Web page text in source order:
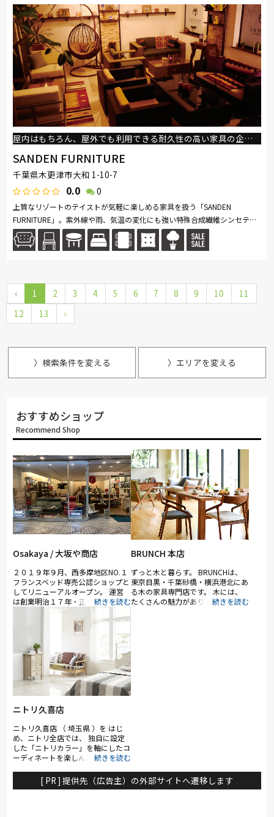
屋内はもちろん、屋外でも利用できる耐久性の高い家具の企画、制作、販売を行っております！
SANDEN FURNITURE
千葉県木更津市大和 1-10-7
0.0 0
上質なリゾートのテイストが気軽に楽しめる家具を扱う「SANDEN
FURNITURE」。紫外線や雨、気温の変化にも強い特殊合成繊維シンセティ
ックラタンを使用した椅子やテーブルなど、屋内はもちろん、屋外でも利
用できる耐...続きを読む
‹ 1 2 3 4 5 6 7 8 9 10
11
12
13 ›
〉検索条件を変える 〉エリアを変える
おすすめショップ
Recommend Shop
Osakaya / 大坂や商店
２０１９年９月、西多摩地区NO.１
フランスベッド専売公認ショップと
してリニューアルオープン。 運営
は創業明治１７年・正規代理店５０
余年の（株）大坂や商店、協賛はフ
ランスベッド（株）。 店内には、
国内販売台数NO.1「フランスベッ
ド」の今もっとも売れている人気の
電動リクライニング ベッドと電動
マットレスや２０２０年１月下旬よ
りCM放送予定の話題の「除菌マッ
トレス」を中心に展示。フランスベ
ッドの機能性まくら・ベッドパッ
ド・羽毛ふとんなど、人気の寝具も
多数展示。また、最大８０％オフの
民が織る手織り絨毯「ギャッベ」も
充実。 ご成約商品の配送組立設置
無料・長期お預かり無料・各種ご成
約記念プレゼントなど特典も盛り沢
象店舗です。
BRUNCH 本店
ずっと木と暮らす。 BRUNCHは、
東京目黒・千葉砂橋・横浜港北にあ
る木の家具専門店です。 木には、
たくさんの魅力があります。安らぎ
ニトリ久喜店
ニトリ久喜店 （ 埼玉県 ）を はじ
め、ニトリ全店では、 独自に設定
した「ニトリカラー」を軸にしたコ
ーディネートを楽しんでいただける
り揃えて います。 家具はお客様が
イメージしやすいように、リビング
[ PR ] 提供先（広告主）の外部サイトへ遷移します